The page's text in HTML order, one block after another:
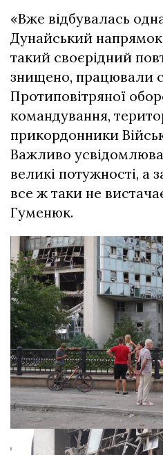
«Вже відбувалась
Дунайський напрямок,
такий своєрідний
знищено, працювали
Протиповітряної
командування,
прикордонники
Важливо
великі потужності, а
все ж таки не
Гуменюк.